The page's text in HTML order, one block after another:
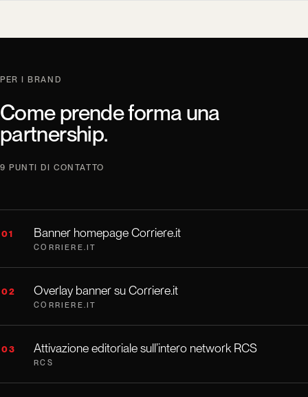
PER I BRAND
Come prende forma una
partnership.
9 PUNTI DI CONTATTO
01 Banner homepage Corriere.it
CORRIERE.IT
02 Overlay banner su Corriere.it
CORRIERE.IT
03 Attivazione editoriale sull’intero network RCS
RCS